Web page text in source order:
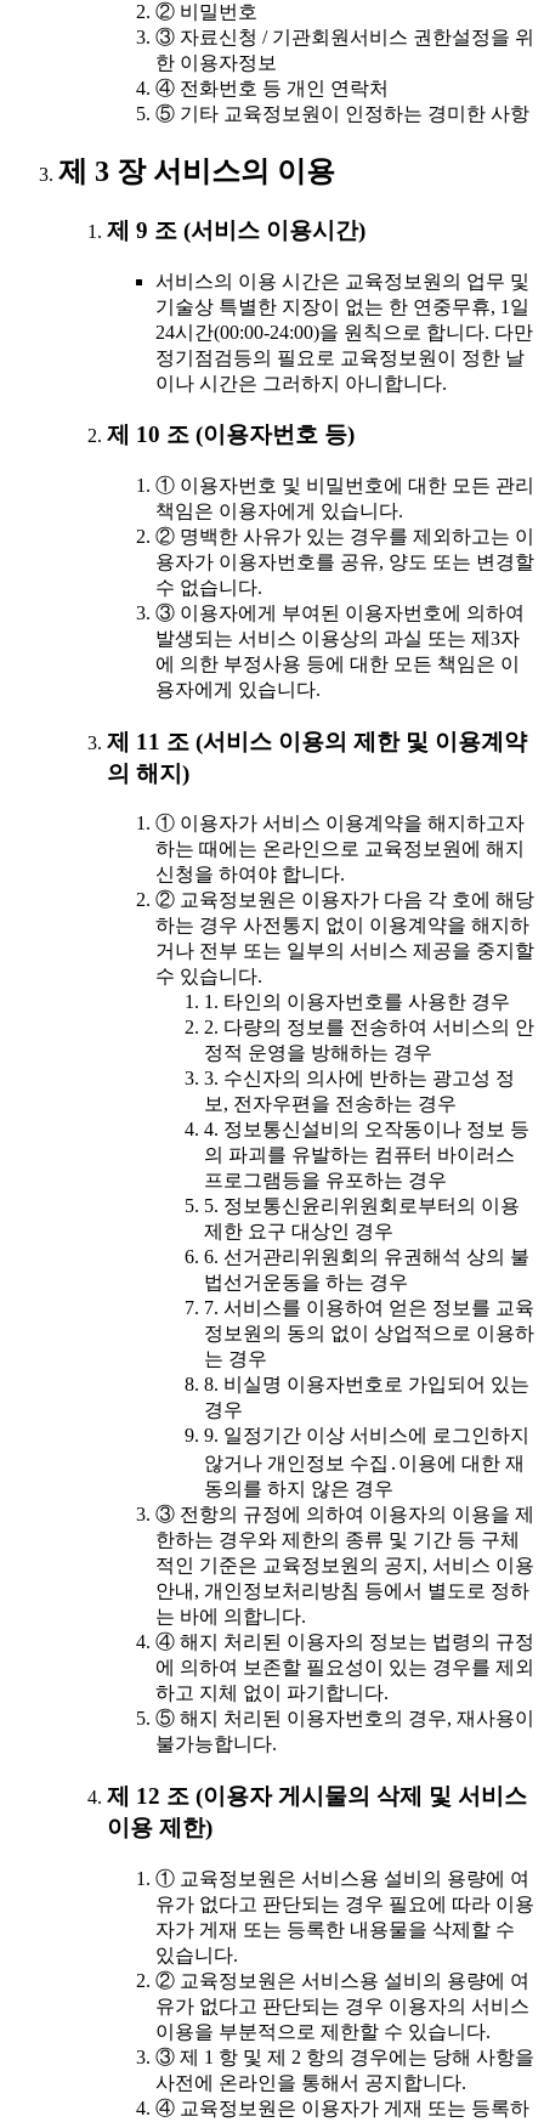
② 비밀번호
③ 자료신청 / 기관회원서비스 권한설정을 위
한 이용자정보
④ 전화번호 등 개인 연락처
⑤ 기타 교육정보원이 인정하는 경미한 사항
제 3 장 서비스의 이용
제 9 조 (서비스 이용시간)
서비스의 이용 시간은 교육정보원의 업무 및
기술상 특별한 지장이 없는 한 연중무휴, 1일
24시간(00:00-24:00)을 원칙으로 합니다. 다만
정기점검등의 필요로 교육정보원이 정한 날
이나 시간은 그러하지 아니합니다.
제 10 조 (이용자번호 등)
① 이용자번호 및 비밀번호에 대한 모든 관리
책임은 이용자에게 있습니다.
② 명백한 사유가 있는 경우를 제외하고는 이
용자가 이용자번호를 공유, 양도 또는 변경할
수 없습니다.
③ 이용자에게 부여된 이용자번호에 의하여
발생되는 서비스 이용상의 과실 또는 제3자
에 의한 부정사용 등에 대한 모든 책임은 이
용자에게 있습니다.
제 11 조 (서비스 이용의 제한 및 이용계약
의 해지)
① 이용자가 서비스 이용계약을 해지하고자
하는 때에는 온라인으로 교육정보원에 해지
신청을 하여야 합니다.
② 교육정보원은 이용자가 다음 각 호에 해당
하는 경우 사전통지 없이 이용계약을 해지하
거나 전부 또는 일부의 서비스 제공을 중지할
수 있습니다.
1. 타인의 이용자번호를 사용한 경우
2. 다량의 정보를 전송하여 서비스의 안
정적 운영을 방해하는 경우
3. 수신자의 의사에 반하는 광고성 정
보, 전자우편을 전송하는 경우
4. 정보통신설비의 오작동이나 정보 등
의 파괴를 유발하는 컴퓨터 바이러스
프로그램등을 유포하는 경우
5. 정보통신윤리위원회로부터의 이용
제한 요구 대상인 경우
6. 선거관리위원회의 유권해석 상의 불
법선거운동을 하는 경우
7. 서비스를 이용하여 얻은 정보를 교육
정보원의 동의 없이 상업적으로 이용하
는 경우
8. 비실명 이용자번호로 가입되어 있는
경우
9. 일정기간 이상 서비스에 로그인하지
않거나 개인정보 수집․이용에 대한 재
동의를 하지 않은 경우
③ 전항의 규정에 의하여 이용자의 이용을 제
한하는 경우와 제한의 종류 및 기간 등 구체
적인 기준은 교육정보원의 공지, 서비스 이용
안내, 개인정보처리방침 등에서 별도로 정하
는 바에 의합니다.
④ 해지 처리된 이용자의 정보는 법령의 규정
에 의하여 보존할 필요성이 있는 경우를 제외
하고 지체 없이 파기합니다.
⑤ 해지 처리된 이용자번호의 경우, 재사용이
불가능합니다.
제 12 조 (이용자 게시물의 삭제 및 서비스
이용 제한)
① 교육정보원은 서비스용 설비의 용량에 여
유가 없다고 판단되는 경우 필요에 따라 이용
자가 게재 또는 등록한 내용물을 삭제할 수
있습니다.
② 교육정보원은 서비스용 설비의 용량에 여
유가 없다고 판단되는 경우 이용자의 서비스
이용을 부분적으로 제한할 수 있습니다.
③ 제 1 항 및 제 2 항의 경우에는 당해 사항을
사전에 온라인을 통해서 공지합니다.
④ 교육정보원은 이용자가 게재 또는 등록하